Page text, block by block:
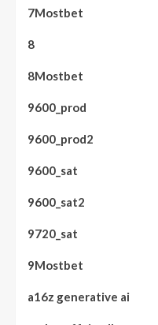
7Mostbet
8
8Mostbet
9600_prod
9600_prod2
9600_sat
9600_sat2
9720_sat
9Mostbet
a16z generative ai